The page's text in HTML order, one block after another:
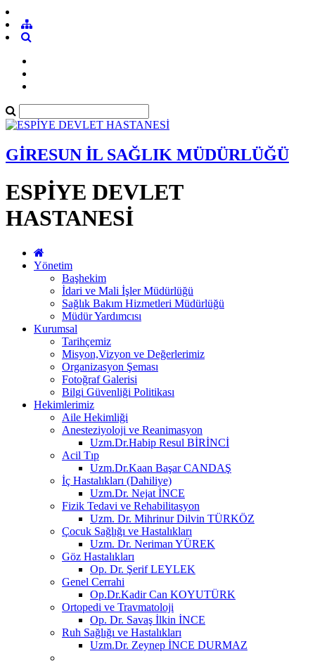
GİRESUN İL SAĞLIK MÜDÜRLÜĞÜ
ESPİYE DEVLET
HASTANESİ
Yönetim
Başhekim
İdari ve Mali İşler Müdürlüğü
Sağlık Bakım Hizmetleri Müdürlüğü
Müdür Yardımcısı
Kurumsal
Tarihçemiz
Misyon,Vizyon ve Değerlerimiz
Organizasyon Şeması
Fotoğraf Galerisi
Bilgi Güvenliği Politikası
Hekimlerimiz
Aile Hekimliği
Anesteziyoloji ve Reanimasyon
Uzm.Dr.Habip Resul BİRİNCİ
Acil Tıp
Uzm.Dr.Kaan Başar CANDAŞ
İç Hastalıkları (Dahiliye)
Uzm.Dr. Nejat İNCE
Fizik Tedavi ve Rehabilitasyon
Uzm. Dr. Mihrinur Dilvin TÜRKÖZ
Çocuk Sağlığı ve Hastalıkları
Uzm. Dr. Neriman YÜREK
Göz Hastalıkları
Op. Dr. Şerif LEYLEK
Genel Cerrahi
Op.Dr.Kadir Can KOYUTÜRK
Ortopedi ve Travmatoloji
Op. Dr. Savaş İlkin İNCE
Ruh Sağlığı ve Hastalıkları
Uzm.Dr. Zeynep İNCE DURMAZ